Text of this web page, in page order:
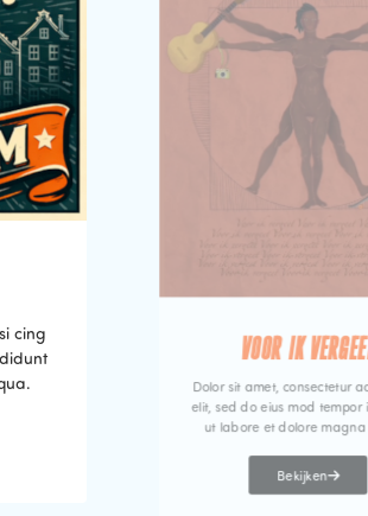
cing
VOOR IK
Dolor sit amet, consectetur
elit, sed do eius mod tempor
ut labore et dolore magna
Bekijken